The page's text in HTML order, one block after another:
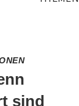
sind